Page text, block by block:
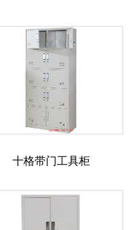
十格带门工具柜